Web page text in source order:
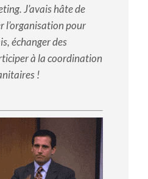
J’avais hâte de
l’organisation pour
échanger des
à la coordination
!